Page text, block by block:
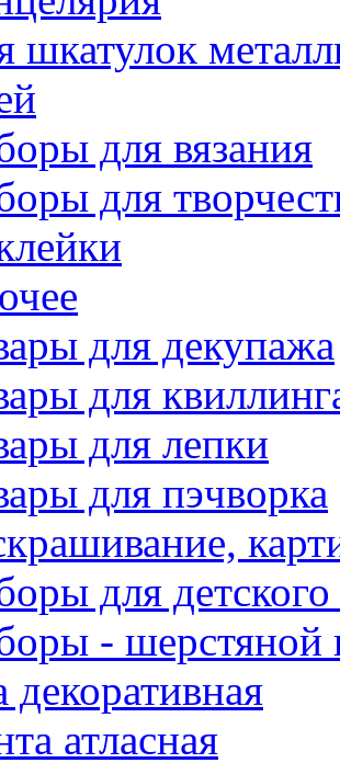
шкатулок
для вязания
для
для декупажа
для
для лепки
для пэчворка
для
- шерстяной
декоративная
атласная